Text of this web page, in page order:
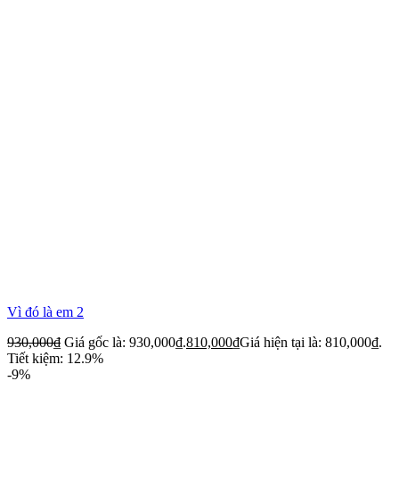
Vì đó là em 2
930,000₫ Giá gốc là: 930,000₫.810,000₫Giá hiện tại là: 810,000₫.
Tiết kiệm: 12.9%
-9%